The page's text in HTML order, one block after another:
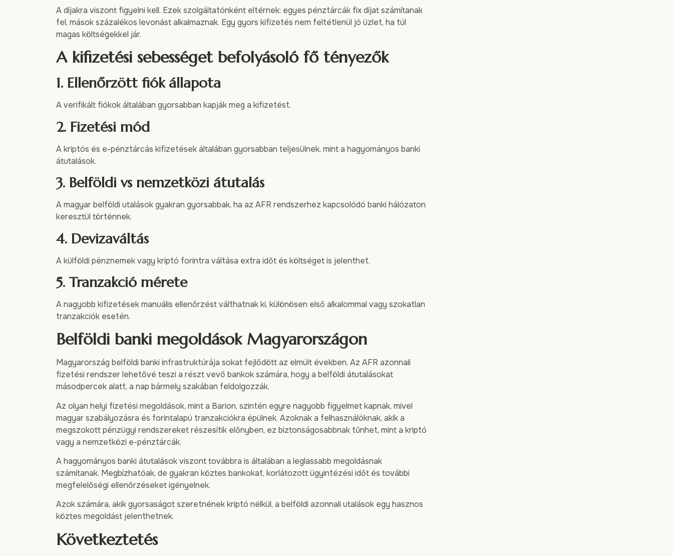
A díjakra viszont figyelni kell. Ezek szolgáltatónként eltérnek: egyes pénztárcák fix díjat számítanak
fel, mások százalékos levonást alkalmaznak. Egy gyors kifizetés nem feltétlenül jó üzlet, ha túl
magas költségekkel jár.
A kifizetési sebességet befolyásoló fő tényezők
1. Ellenőrzött fiók állapota
A verifikált fiókok általában gyorsabban kapják meg a kifizetést.
2. Fizetési mód
A kriptós és e-pénztárcás kifizetések általában gyorsabban teljesülnek, mint a hagyományos banki
átutalások.
3. Belföldi vs nemzetközi átutalás
A magyar belföldi utalások gyakran gyorsabbak, ha az AFR rendszerhez kapcsolódó banki hálózaton
keresztül történnek.
4. Devizaváltás
A külföldi pénznemek vagy kriptó forintra váltása extra időt és költséget is jelenthet.
5. Tranzakció mérete
A nagyobb kifizetések manuális ellenőrzést válthatnak ki, különösen első alkalommal vagy szokatlan
tranzakciók esetén.
Belföldi banki megoldások Magyarországon
Magyarország belföldi banki infrastruktúrája sokat fejlődött az elmúlt években. Az AFR azonnali
fizetési rendszer lehetővé teszi a részt vevő bankok számára, hogy a belföldi átutalásokat
másodpercek alatt, a nap bármely szakában feldolgozzák.
Az olyan helyi fizetési megoldások, mint a Barion, szintén egyre nagyobb figyelmet kapnak, mivel
magyar szabályozásra és forintalapú tranzakciókra épülnek. Azoknak a felhasználóknak, akik a
megszokott pénzügyi rendszereket részesítik előnyben, ez biztonságosabbnak tűnhet, mint a kriptó
vagy a nemzetközi e-pénztárcák.
A hagyományos banki átutalások viszont továbbra is általában a leglassabb megoldásnak
számítanak. Megbízhatóak, de gyakran köztes bankokat, korlátozott ügyintézési időt és további
megfelelőségi ellenőrzéseket igényelnek.
Azok számára, akik gyorsaságot szeretnének kriptó nélkül, a belföldi azonnali utalások egy hasznos
köztes megoldást jelenthetnek.
Következtetés